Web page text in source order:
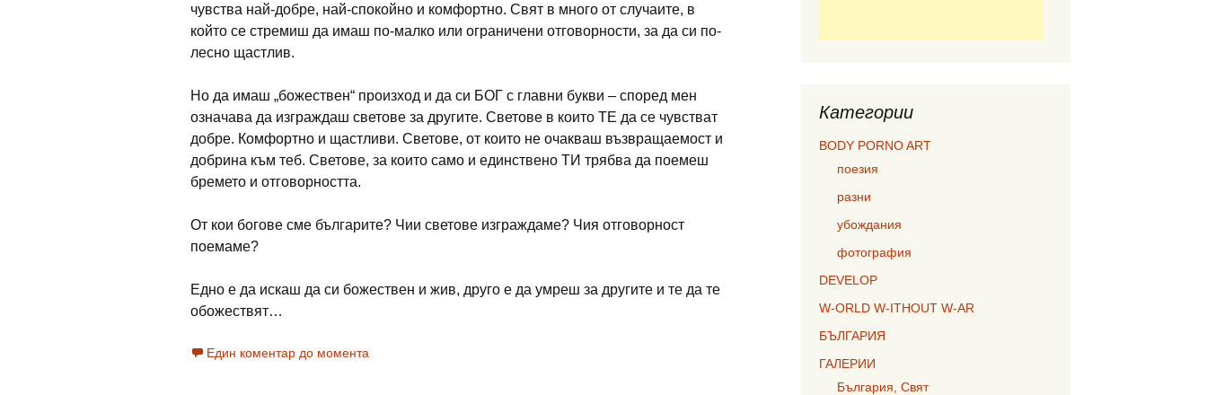
чувства най-добре, най-спокойно и комфортно. Свят в много от случаите, в
който се стремиш да имаш по-малко или ограничени отговорности, за да си по-
лесно щастлив.
Но да имаш „божествен“ произход и да си БОГ с главни букви – според мен
означава да изграждаш светове за другите. Светове в които ТЕ да се чувстват
добре. Комфортно и щастливи. Светове, от които не очакваш възвращаемост и
добрина към теб. Светове, за които само и единствено ТИ трябва да поемеш
бремето и отговорността.
От кои богове сме българите? Чии светове изграждаме? Чия отговорност
поемаме?
Едно е да искаш да си божествен и жив, друго е да умреш за другите и те да те
обожествят…
Един коментар до момента
Категории
BODY PORNO ART
поезия
разни
убождания
фотография
DEVELOP
W-ORLD W-ITHOUT W-AR
БЪЛГАРИЯ
ГАЛЕРИИ
България, Свят